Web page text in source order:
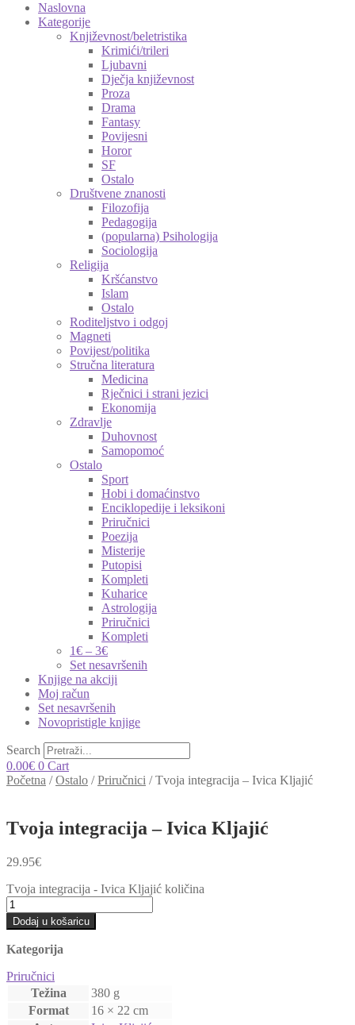
Naslovna
Kategorije
Književnost/beletristika
Krimići/trileri
Ljubavni
Dječja književnost
Proza
Drama
Fantasy
Povijesni
Horor
SF
Ostalo
Društvene znanosti
Filozofija
Pedagogija
(popularna) Psihologija
Sociologija
Religija
Kršćanstvo
Islam
Ostalo
Roditeljstvo i odgoj
Magneti
Povijest/politika
Stručna literatura
Medicina
Rječnici i strani jezici
Ekonomija
Zdravlje
Duhovnost
Samopomoć
Ostalo
Sport
Hobi i domaćinstvo
Enciklopedije i leksikoni
Priručnici
Poezija
Misterije
Putopisi
Kompleti
Kuharice
Astrologija
Priručnici
Kompleti
1€ – 3€
Set nesavršenih
Knjige na akciji
Moj račun
Set nesavršenih
Novopristigle knjige
Search
0.00€ 0 Cart
Početna /Ostalo /Priručnici /Tvoja integracija – Ivica Kljajić
Tvoja integracija – Ivica Kljajić
29.95€
Tvoja integracija - Ivica Kljajić količina
Dodaj u košaricu
Kategorija
Priručnici
Težina
380 g
Format
16 × 22 cm